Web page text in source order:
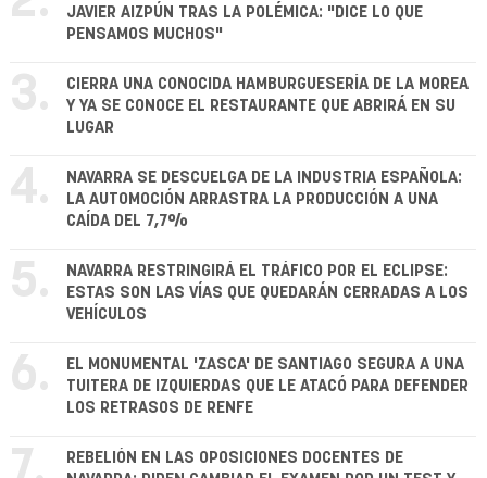
JAVIER AIZPÚN TRAS LA POLÉMICA: "DICE LO QUE
PENSAMOS MUCHOS"
3.
CIERRA UNA CONOCIDA HAMBURGUESERÍA DE LA MOREA
Y YA SE CONOCE EL RESTAURANTE QUE ABRIRÁ EN SU
LUGAR
4.
NAVARRA SE DESCUELGA DE LA INDUSTRIA ESPAÑOLA:
LA AUTOMOCIÓN ARRASTRA LA PRODUCCIÓN A UNA
CAÍDA DEL 7,7%
5.
NAVARRA RESTRINGIRÁ EL TRÁFICO POR EL ECLIPSE:
ESTAS SON LAS VÍAS QUE QUEDARÁN CERRADAS A LOS
VEHÍCULOS
6.
EL MONUMENTAL 'ZASCA' DE SANTIAGO SEGURA A UNA
TUITERA DE IZQUIERDAS QUE LE ATACÓ PARA DEFENDER
LOS RETRASOS DE RENFE
REBELIÓN EN LAS OPOSICIONES DOCENTES DE